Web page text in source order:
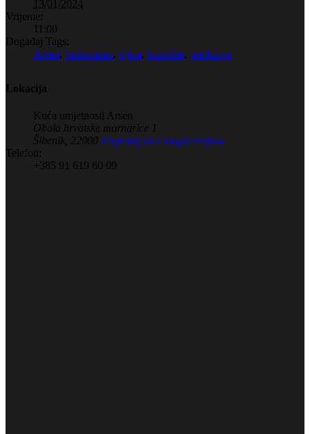
13/01/2024
Vrijeme:
11:00
Događaj Tags:
Arsen, bubamarac, djeca, kazalište, predstave
Lokacija
Kuća umjetnosti Arsen
Obala hrvatske mornarice 1
Šibenik 22000 Pogledaj na Google maps-u
Telefon:
+385 91 619 60 09